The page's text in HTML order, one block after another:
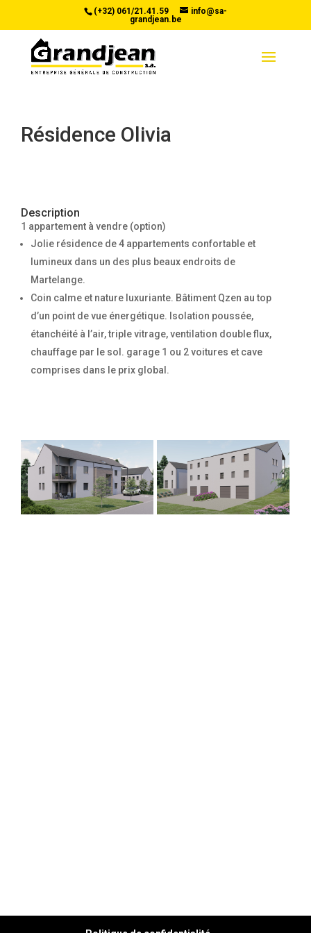
(+32) 061/21.41.59
info@sa-
grandjean.be
Résidence Olivia
Description
1 appartement à vendre (option)
Jolie résidence de 4 appartements confortable et
lumineux dans un des plus beaux endroits de
Martelange.
Coin calme et nature luxuriante. Bâtiment Qzen au top
d’un point de vue énergétique. Isolation poussée,
étanchéité à l’air, triple vitrage, ventilation double flux,
chauffage par le sol. garage 1 ou 2 voitures et cave
comprises dans le prix global.